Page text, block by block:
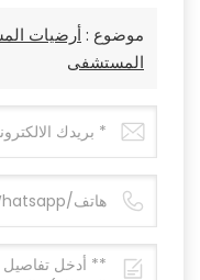
موضوع :أرضيات
المستشفى